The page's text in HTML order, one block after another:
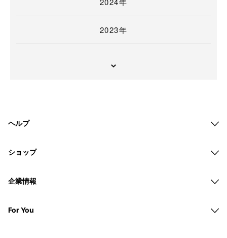
2023年
ヘルプ
ショップ
企業情報
For You